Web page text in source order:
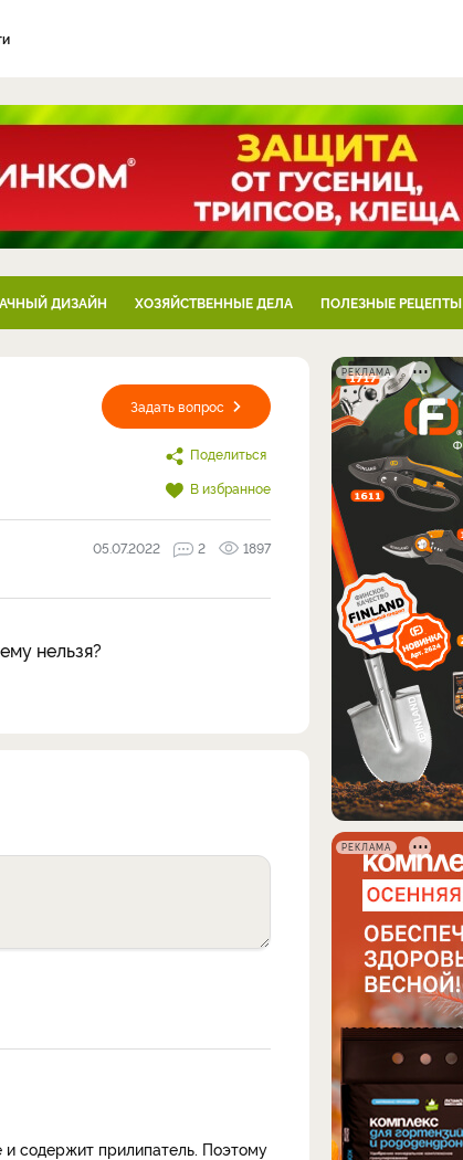
ДИЗАЙН ХОЗЯЙСТВЕННЫЕ ДЕЛА ПОЛЕЗНЫЕ РЕЦЕПТЫ
Задать вопрос
Поделиться
В избранное
05.07.2022 2 1897
нельзя?
содержит прилипатель. Поэтому
РЕКЛАМА
РЕКЛАМА